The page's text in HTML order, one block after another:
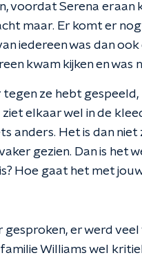
voordat Serena
maar. Er komt er
iedereen was dan
kwam kijken en was
ze hebt
elkaar wel in de
anders. Het is dan
gezien. Dan is het
Hoe gaat het met
gesproken, er werd
Williams wel